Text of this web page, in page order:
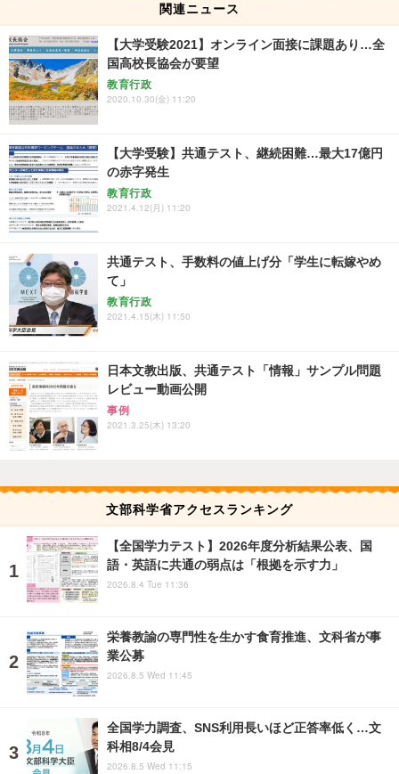
関連ニュース
【大学受験2021】オンライン面接に課題あり…全
国高校長協会が要望
教育行政
2020.10.30(金) 11:20
【大学受験】共通テスト、継続困難…最大17億円
の赤字発生
教育行政
2021.4.12(月) 11:20
共通テスト、手数料の値上げ分「学生に転嫁やめ
て」
教育行政
2021.4.15(木) 11:50
日本文教出版、共通テスト「情報」サンプル問題
レビュー動画公開
事例
2021.3.25(木) 13:20
文部科学省アクセスランキング
【全国学力テスト】2026年度分析結果公表、国
語・英語に共通の弱点は「根拠を示す力」
2026.8.4 Tue 11:36
栄養教諭の専門性を生かす食育推進、文科省が事
業公募
2026.8.5 Wed 11:45
全国学力調査、SNS利用長いほど正答率低く…文
科相8/4会見
2026.8.5 Wed 11:15